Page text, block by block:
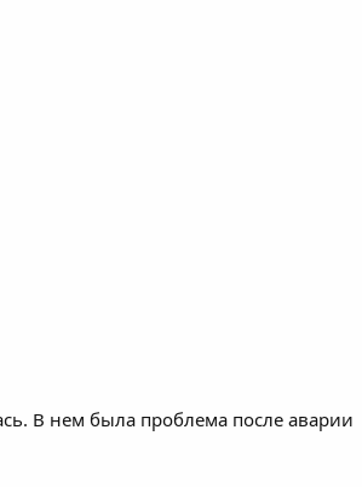
В нем была проблема после аварии